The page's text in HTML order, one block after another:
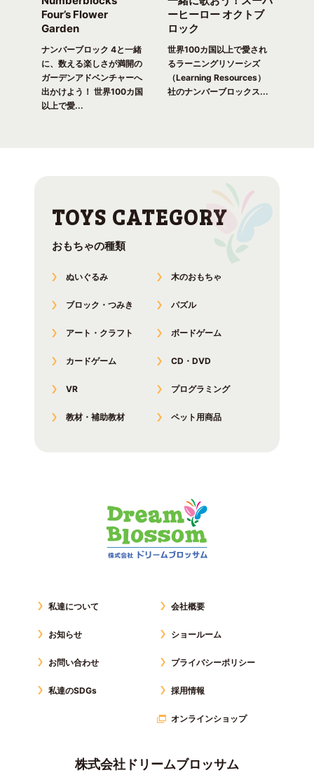
Four’s Flower
Garden
ナンバーブロック 4と一緒
に、数える楽しさが満開の
ガーデンアドベンチャーへ
出かけよう！ 世界100カ国
以上で愛...
ーヒーロー オクトブ
ロック
世界100カ国以上で愛され
るラーニングリソーシズ
（Learning Resources）
社のナンバーブロックス...
おもちゃの種類
ぬいぐるみ 木のおもちゃ
ブロック・つみき パズル
アート・クラフト ボードゲーム
カードゲーム CD・DVD
VR プログラミング
教材・補助教材 ペット用商品
私達について
お知らせ
お問い合わせ
私達のSDGs
会社概要
ショールーム
プライバシーポリシー
採用情報
オンラインショップ
株式会社ドリームブロッサム